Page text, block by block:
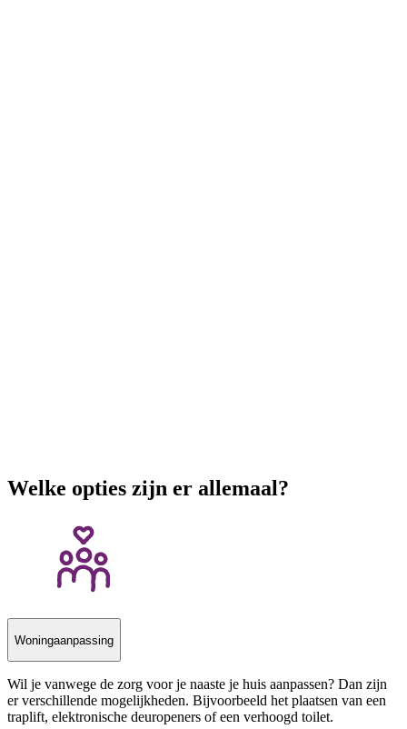
Mantelzorgwoning
makkelijker voor elkaar te kunnen zorgen. Als je ruimte hebt bij je
huis kan je soms kiezen voor een mantelzorgwoning. Wat is een
mantelzorgwoning precies? Aan welke regels moet je je houden? En
Welke opties zijn er allemaal?
Woningaanpassing
Wil je vanwege de zorg voor je naaste je huis aanpassen? Dan zijn
er verschillende mogelijkheden. Bijvoorbeeld het plaatsen van een
traplift, elektronische deuropeners of een verhoogd toilet.